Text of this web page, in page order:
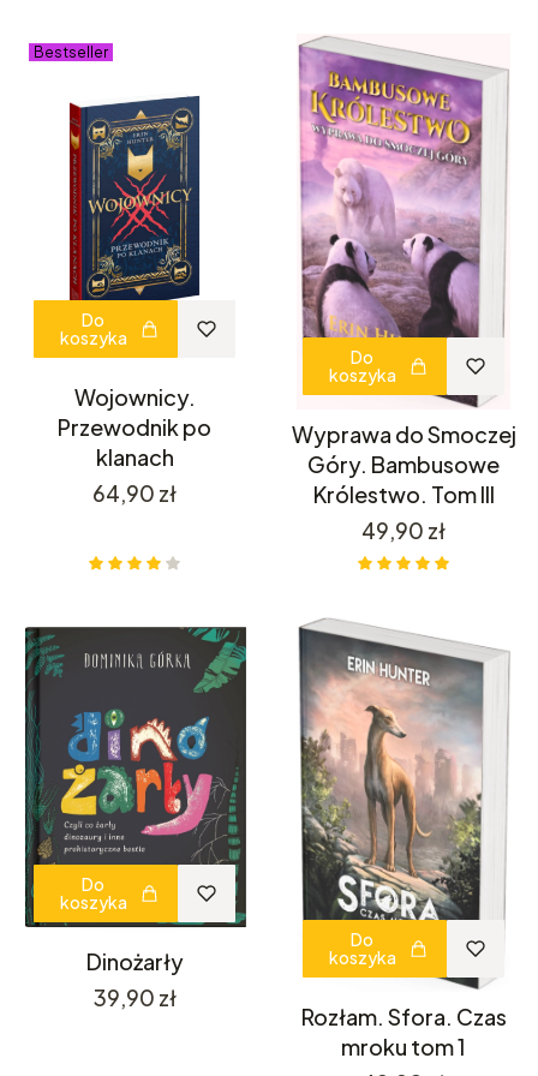
Bestseller
Do
koszyka
Wojownicy.
Przewodnik po
klanach
Cena
64,90 zł
Do
koszyka
Wyprawa do Smoczej
Góry. Bambusowe
Królestwo. Tom III
Cena
49,90 zł
Do
koszyka
Dinożarły
Cena
39,90 zł
Do
koszyka
Rozłam. Sfora. Czas
mroku tom 1